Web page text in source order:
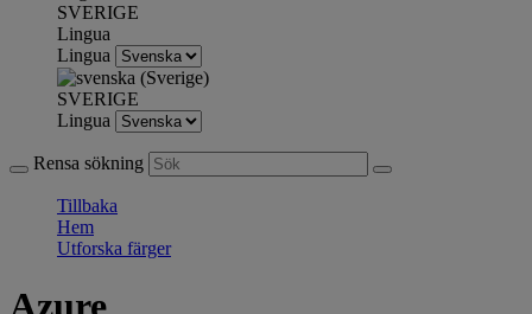
SVERIGE
Lingua
Lingua
SVERIGE
Lingua
Rensa sökning
Tillbaka
Hem
Utforska färger